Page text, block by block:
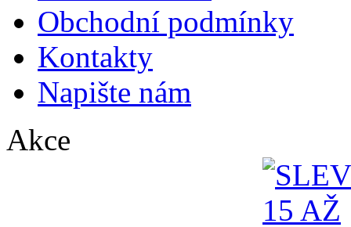
Obchodní podmínky
Kontakty
Napište nám
Akce